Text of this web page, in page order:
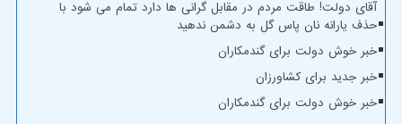
آقای دولت! طاقت مردم در مقابل گرانی ها دارد تمام می شود با
حذف یارانه نان پاس گل به دشمن ندهید
خبر خوش دولت برای گندمکاران
خبر جدید برای کشاورزان
خبر خوش دولت برای گندمکاران